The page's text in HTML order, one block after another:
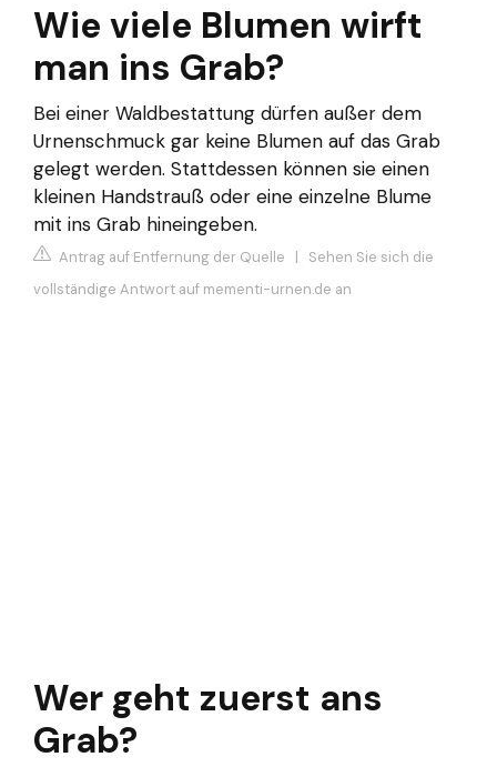
Wie viele Blumen wirft
man ins Grab?
Bei einer Waldbestattung dürfen außer dem
Urnenschmuck gar keine Blumen auf das Grab
gelegt werden. Stattdessen können sie einen
kleinen Handstrauß oder eine einzelne Blume
mit ins Grab hineingeben.
Antrag auf Entfernung der Quelle | Sehen Sie sich die
vollständige Antwort auf mementi-urnen.de an
Wer geht zuerst ans
Grab?